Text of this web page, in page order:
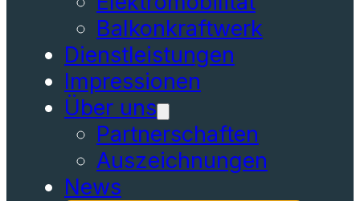
Balkonkraftwerk
Dienstleistungen
Impressionen
Über uns
Partnerschaften
Auszeichnungen
News